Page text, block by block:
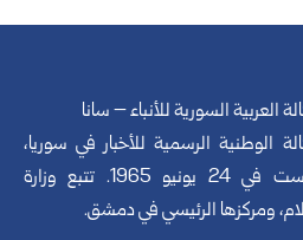
العربية السورية للأنباء – سانا
الوطنية الرسمية للأخبار في سوريا،
تأسست في 24 يونيو 1965. تتبع وزارة
ومركزها الرئيسي في دمشق.